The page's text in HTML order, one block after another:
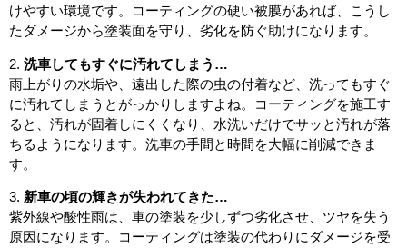
けやすい環境です。コーティングの硬い被膜があれば、こうし
たダメージから塗装面を守り、劣化を防ぐ助けになります。
2. 洗車してもすぐに汚れてしまう…
雨上がりの水垢や、遠出した際の虫の付着など、洗ってもすぐ
に汚れてしまうとがっかりしますよね。コーティングを施工す
ると、汚れが固着しにくくなり、水洗いだけでサッと汚れが落
ちるようになります。洗車の手間と時間を大幅に削減できま
す。
3. 新車の頃の輝きが失われてきた…
紫外線や酸性雨は、車の塗装を少しずつ劣化させ、ツヤを失う
原因になります。コーティングは塗装の代わりにダメージを受